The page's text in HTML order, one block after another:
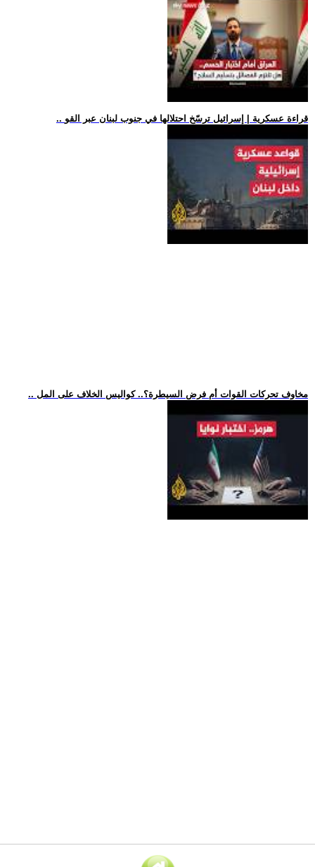
.. قراءة عسكرية | إسرائيل ترسّخ احتلالها في جنوب لبنان عبر القو
.. مخاوف تحركات القوات أم فرض السيطرة؟.. كواليس الخلاف على المل